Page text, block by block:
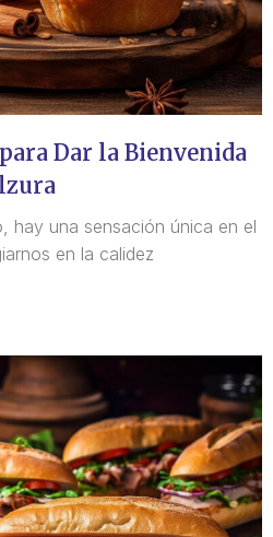
Dar la Bienvenida
hay una sensación única en el
en la calidez